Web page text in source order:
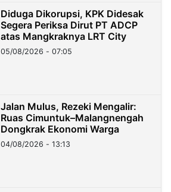
Diduga Dikorupsi, KPK Didesak
Segera Periksa Dirut PT ADCP
atas Mangkraknya LRT City
05/08/2026 - 07:05
Jalan Mulus, Rezeki Mengalir:
Ruas Cimuntuk–Malangnengah
Dongkrak Ekonomi Warga
04/08/2026 - 13:13